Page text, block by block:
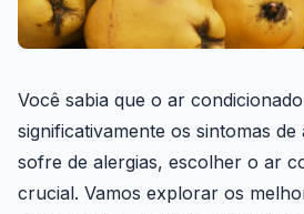
Você sabia que o ar
significativamente os sintomas de
sofre de alergias, escolher o ar
crucial. Vamos explorar os